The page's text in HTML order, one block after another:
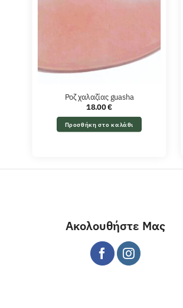
Ροζ χαλαζίας guasha
18.00€
Προσθήκη στο καλάθι
Ακολουθήστε Μας